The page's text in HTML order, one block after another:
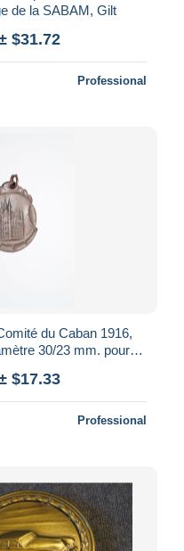
de la SABAM, Gilt
$31.72
Professional
du Caban 1916,
30/23 mm. pour
$17.33
Professional